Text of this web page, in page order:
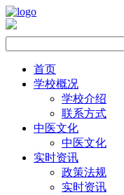
首页
学校概况
学校介绍
联系方式
中医文化
中医文化
实时资讯
政策法规
实时资讯